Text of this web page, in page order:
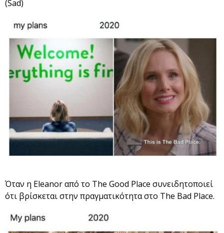
(Sad)
Όταν η Eleanor από το The Good Place συνειδητοποιεί
ότι βρίσκεται στην πραγματικότητα στο The Bad Place.